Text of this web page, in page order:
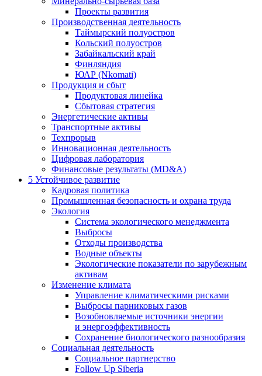
Проекты развития
Производственная деятельность
Таймырский полуостров
Кольский полуостров
Забайкальский край
Финляндия
ЮАР (Nkomati)
Продукция и сбыт
Продуктовая линейка
Сбытовая стратегия
Энергетические активы
Транспортные активы
Техпрорыв
Инновационная деятельность
Цифровая лаборатория
Финансовые результаты (MD&A)
5 Устойчивое развитие
Кадровая политика
Промышленная безопасность и охрана труда
Экология
Система экологического менеджмента
Выбросы
Отходы производства
Водные объекты
Экологические показатели по зарубежным
активам
Изменение климата
Управление климатическими рисками
Выбросы парниковых газов
Возобновляемые источники энергии
и энергоэффективность
Сохранение биологического разнообразия
Социальная деятельность
Социальное партнерство
Follow Up Siberia